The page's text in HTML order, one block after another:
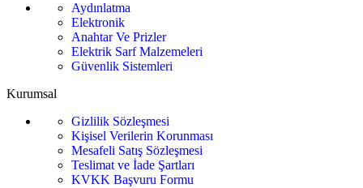
Aydınlatma
Elektronik
Anahtar Ve Prizler
Elektrik Sarf Malzemeleri
Güvenlik Sistemleri
Kurumsal
Gizlilik Sözleşmesi
Kişisel Verilerin Korunması
Mesafeli Satış Sözleşmesi
Teslimat ve İade Şartları
KVKK Başvuru Formu